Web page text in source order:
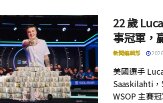
22 歲
事冠軍，
新聞編輯部
美國選手
Saaskilahti
WSOP 主賽